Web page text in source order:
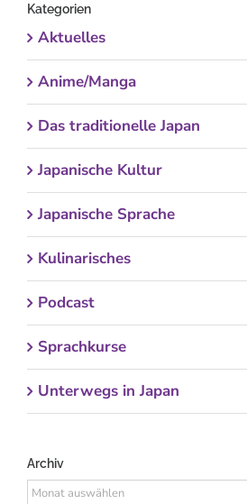
Kategorien
Aktuelles
Anime/Manga
Das traditionelle Japan
Japanische Kultur
Japanische Sprache
Kulinarisches
Podcast
Sprachkurse
Unterwegs in Japan
Archiv
Archiv